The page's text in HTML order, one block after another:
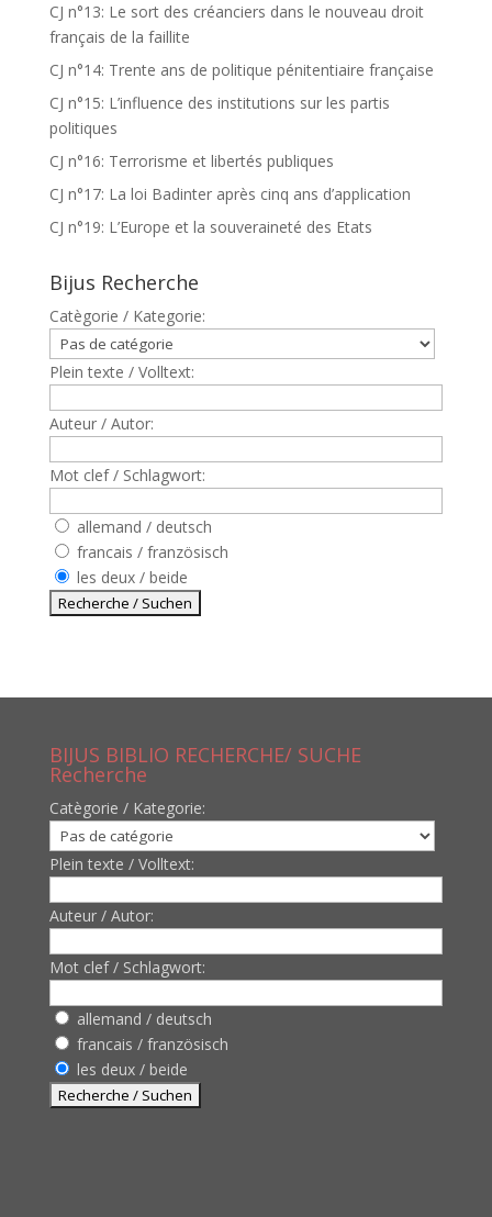
CJ n°13: Le sort des créanciers dans le nouveau droit
français de la faillite
CJ n°14: Trente ans de politique pénitentiaire française
CJ n°15: L’influence des institutions sur les partis
politiques
CJ n°16: Terrorisme et libertés publiques
CJ n°17: La loi Badinter après cinq ans d’application
CJ n°19: L’Europe et la souveraineté des Etats
Bijus Recherche
Catègorie / Kategorie:
Plein texte / Volltext:
Auteur / Autor:
Mot clef / Schlagwort:
allemand / deutsch
francais / französisch
les deux / beide
BIJUS BIBLIO RECHERCHE/ SUCHE
Recherche
Catègorie / Kategorie:
Plein texte / Volltext:
Auteur / Autor:
Mot clef / Schlagwort:
allemand / deutsch
francais / französisch
les deux / beide